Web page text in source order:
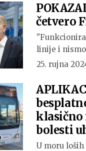
četvero
linije i
25. rujna
klasično
bolesti
U moru